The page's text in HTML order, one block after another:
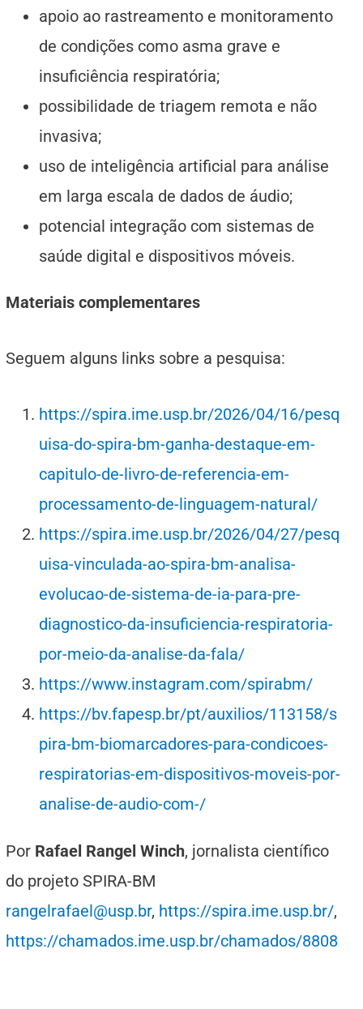
apoio ao rastreamento e monitoramento
de condições como asma grave e
insuficiência respiratória;
possibilidade de triagem remota e não
invasiva;
uso de inteligência artificial para análise
em larga escala de dados de áudio;
potencial integração com sistemas de
saúde digital e dispositivos móveis.
Materiais complementares
Seguem alguns links sobre a pesquisa:
https://spira.ime.usp.br/2026/04/16/pesq
uisa-do-spira-bm-ganha-destaque-em-
capitulo-de-livro-de-referencia-em-
processamento-de-linguagem-natural/
https://spira.ime.usp.br/2026/04/27/pesq
uisa-vinculada-ao-spira-bm-analisa-
evolucao-de-sistema-de-ia-para-pre-
diagnostico-da-insuficiencia-respiratoria-
por-meio-da-analise-da-fala/
https://www.instagram.com/spirabm/
https://bv.fapesp.br/pt/auxilios/113158/s
pira-bm-biomarcadores-para-condicoes-
respiratorias-em-dispositivos-moveis-por-
analise-de-audio-com-/
Por Rafael Rangel Winch, jornalista científico
do projeto SPIRA-BM
rangelrafael@usp.br, https://spira.ime.usp.br/,
https://chamados.ime.usp.br/chamados/8808